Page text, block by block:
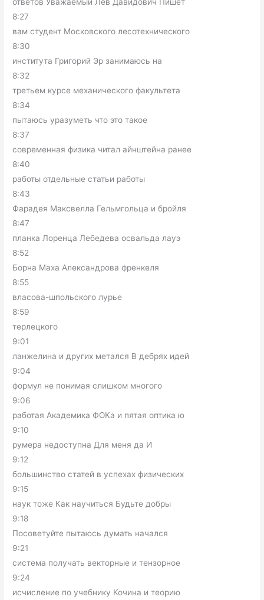
8:27
вам студент Московского лесотехнического
8:30
института Григорий Эр занимаюсь на
8:32
третьем курсе механического факультета
8:34
пытаюсь уразуметь что это такое
8:37
современная физика читал айнштейна ранее
8:40
работы отдельные статьи работы
8:43
Фарадея Максвелла Гельмгольца и бройля
8:47
планка Лоренца Лебедева освальда лауэ
8:52
Борна Маха Александрова френкеля
8:55
власова-шпольского лурье
8:59
терлецкого
9:01
ланжелина и других метался В дебрях идей
9:04
формул не понимая слишком многого
9:06
работая Академика ФОКа и пятая оптика ю
9:10
румера недоступна Для меня да И
9:12
большинство статей в успехах физических
9:15
наук тоже Как научиться Будьте добры
9:18
Посоветуйте пытаюсь думать начался
9:21
система получать векторные и тензорное
9:24
исчисление по учебнику Кочина и теорию